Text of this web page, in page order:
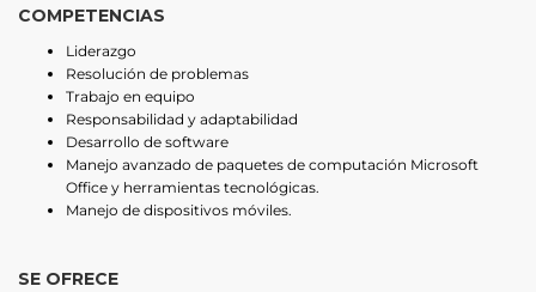
COMPETENCIAS
Liderazgo
Resolución de problemas
Trabajo en equipo
Responsabilidad y adaptabilidad
Desarrollo de software
Manejo avanzado de paquetes de computación Microsoft
Office y herramientas tecnológicas.
Manejo de dispositivos móviles.
SE OFRECE